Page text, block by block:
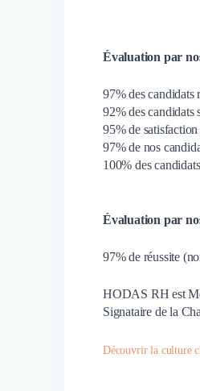
Évaluation par
97% des candidats
92% des candidats
95% de
97% de nos
100% des
Évaluation par
97% de réussite
HODAS RH est
Signataire de la
Découvrir la culture